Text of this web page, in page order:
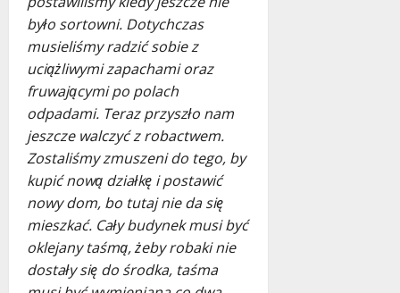
było sortowni. Dotychczas
musieliśmy radzić sobie z
uciążliwymi zapachami oraz
fruwającymi po polach
odpadami. Teraz przyszło nam
jeszcze walczyć z robactwem.
Zostaliśmy zmuszeni do tego, by
kupić nową działkę i postawić
nowy dom, bo tutaj nie da się
mieszkać. Cały budynek musi być
oklejany taśmą, żeby robaki nie
dostały się do środka, taśma